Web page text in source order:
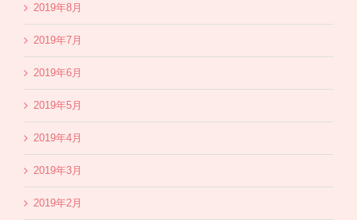
2019年8月
2019年7月
2019年6月
2019年5月
2019年4月
2019年3月
2019年2月